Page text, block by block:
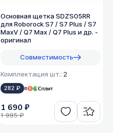
Основная щетка SDZS05RR
для Roborock S7 / S7 Plus / S7
MaxV / Q7 Max / Q7 Plus и др. -
оригинал
Совместимость
Комплектация шт.: 2
282 ₽ в
1 690 ₽
1 985 ₽